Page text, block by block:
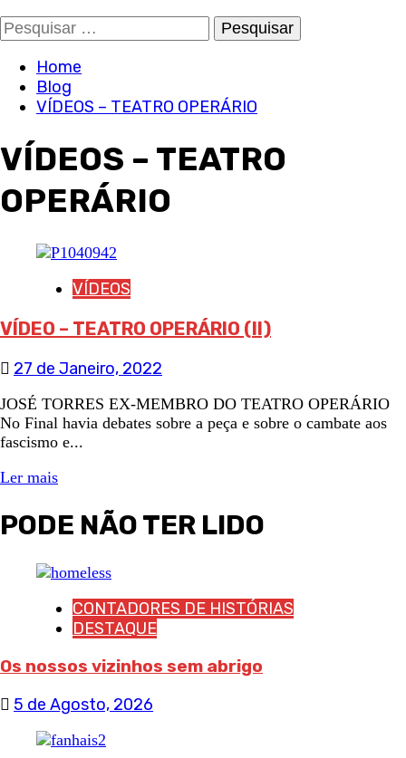
Pesquisar
por:
Home
Blog
VÍDEOS – TEATRO OPERÁRIO
VÍDEOS – TEATRO
OPERÁRIO
VÍDEOS
VÍDEO – TEATRO OPERÁRIO (II)
27 de Janeiro, 2022
JOSÉ TORRES EX-MEMBRO DO TEATRO OPERÁRIO
No Final havia debates sobre a peça e sobre o cambate aos
fascismo e...
Ler mais
PODE NÃO TER LIDO
CONTADORES DE HISTÓRIAS
DESTAQUE
Os nossos vizinhos sem abrigo
5 de Agosto, 2026